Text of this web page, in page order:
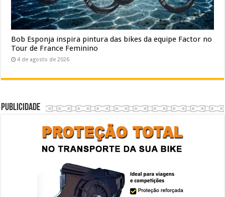
Bob Esponja inspira pintura das bikes da equipe Factor no
Tour de France Feminino
4 de agosto de 2026
Publicidade